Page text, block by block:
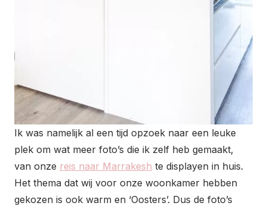
Ik was namelijk al een tijd opzoek naar een leuke
plek om wat meer foto’s die ik zelf heb gemaakt,
van onze reis naar Marrakesh te displayen in huis.
Het thema dat wij voor onze woonkamer hebben
gekozen is ook warm en ‘Oosters’. Dus de foto’s